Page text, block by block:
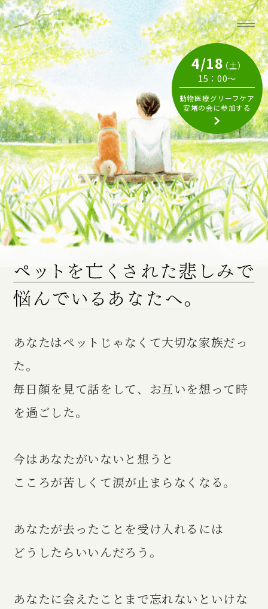
4/18（土）
15：00～
動物医療グリーフケア
安堵の会に参加する
あなたはペットじゃなくて大切な家族だっ
た。
毎日顔を見て話をして、お互いを想って時
を過ごした。
今はあなたがいないと想うと
こころが苦しくて涙が止まらなくなる。
あなたが去ったことを受け入れるには
どうしたらいいんだろう。
あなたに会えたことまで忘れないといけな